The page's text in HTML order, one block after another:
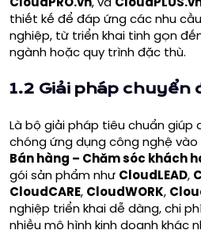
thiết kế để đáp ứng các nhu
nghiệp, từ triển khai tinh gọn
ngành hoặc quy trình đặc thù.
1.2 Giải pháp chuyển
Là bộ giải pháp tiêu chuẩn giúp
chóng ứng dụng công nghệ
Bán hàng – Chăm sóc khách
gói sản phẩm như CloudLEAD,
CloudCARE, CloudWORK,
nghiệp triển khai dễ dàng, chi
nhiều mô hình kinh doanh khác